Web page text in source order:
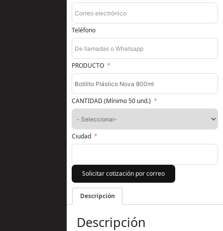
Teléfono
PRODUCTO
CANTIDAD (Mínimo 50 und.)
Ciudad
Solicitar cotización por correo
Descripción
Descripción